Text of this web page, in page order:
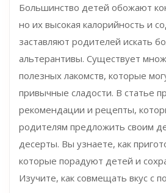
Большинство детей обожают
но их высокая калорийность и
заставляют родителей искать
альтерантивы. Существует
полезных лакомств, которые
привычные сладости. В статье
рекомендации и рецепты,
родителям предложить своим
десерты. Вы узнаете, как
которые порадуют детей и
Изучите, как совмещать вкус с